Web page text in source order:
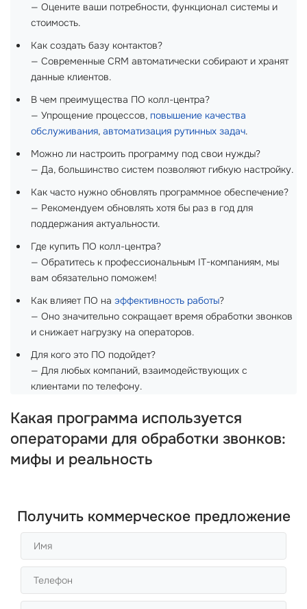
— Оцените ваши потребности, функционал системы и
стоимость.
Как создать базу контактов?
— Современные CRM автоматически собирают и хранят
данные клиентов.
В чем преимущества ПО колл-центра?
— Упрощение процессов, повышение качества
обслуживания, автоматизация рутинных задач.
Можно ли настроить программу под свои нужды?
— Да, большинство систем позволяют гибкую настройку.
Как часто нужно обновлять программное обеспечение?
— Рекомендуем обновлять хотя бы раз в год для
поддержания актуальности.
Где купить ПО колл-центра?
— Обратитесь к профессиональным IT-компаниям, мы
вам обязательно поможем!
Как влияет ПО на эффективность работы?
— Оно значительно сокращает время обработки звонков
и снижает нагрузку на операторов.
Для кого это ПО подойдет?
— Для любых компаний, взаимодействующих с
клиентами по телефону.
Какая программа используется
операторами для обработки звонков:
мифы и реальность
Получить коммерческое предложение